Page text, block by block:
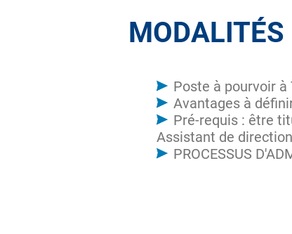
MODALITÉS
Poste à pourvoir à
Avantages à
Pré-requis : être
Assistant de direction
PROCESSUS